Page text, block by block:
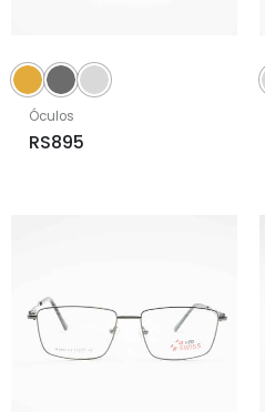
Óculos
RS895